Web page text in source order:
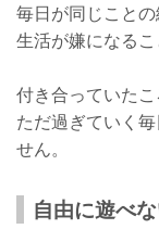
毎日が同じこと
生活が嫌になるこ
付き合っていた
ただ過ぎていく
せん。
自由に遊べ